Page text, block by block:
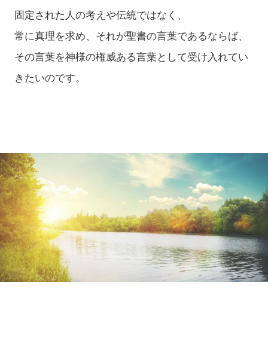
固定された人の考えや伝統ではなく、
常に真理を求め、それが聖書の言葉であるならば、
その言葉を神様の権威ある言葉として受け入れてい
きたいのです。